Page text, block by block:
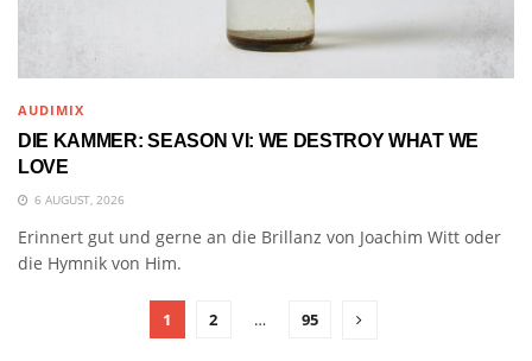
AUDIMIX
DIE KAMMER: SEASON VI: WE DESTROY WHAT WE
LOVE
6 AUGUST, 2026
Erinnert gut und gerne an die Brillanz von Joachim Witt oder
die Hymnik von Him.
1 2 … 95